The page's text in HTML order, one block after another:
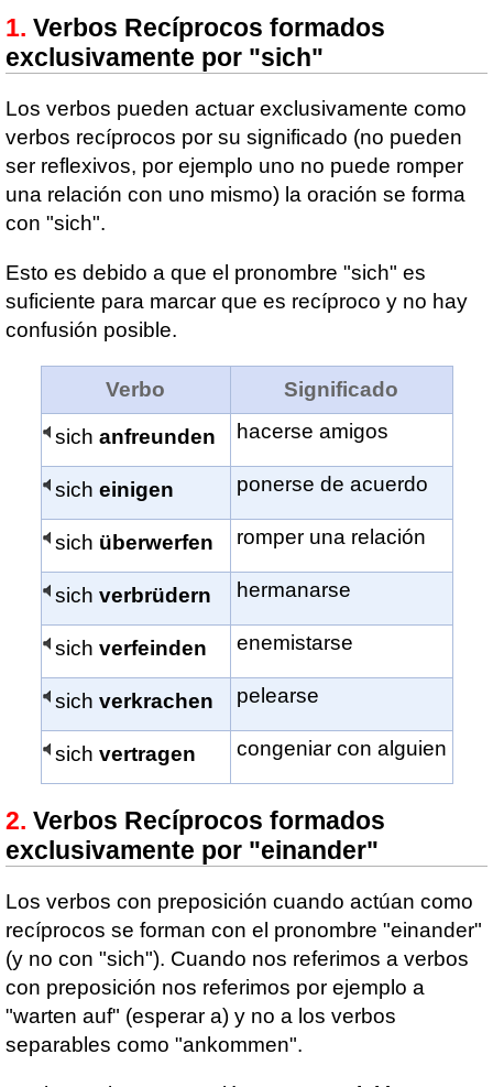
Verbos Recíprocos formados
exclusivamente por "sich"
Los verbos pueden actuar exclusivamente como
verbos recíprocos por su significado (no pueden
ser reflexivos, por ejemplo uno no puede romper
una relación con uno mismo) la oración se forma
con "sich".
Esto es debido a que el pronombre "sich" es
suficiente para marcar que es recíproco y no hay
confusión posible.
Verbo Significado
sich anfreunden hacerse amigos
sich einigen ponerse de acuerdo
sich überwerfen romper una relación
sich verbrüdern hermanarse
sich verfeinden enemistarse
sich verkrachen pelearse
sich vertragen congeniar con alguien
Verbos Recíprocos formados
exclusivamente por "einander"
Los verbos con preposición cuando actúan como
recíprocos se forman con el pronombre "einander"
(y no con "sich"). Cuando nos referimos a verbos
con preposición nos referimos por ejemplo a
"warten auf" (esperar a) y no a los verbos
separables como "ankommen".